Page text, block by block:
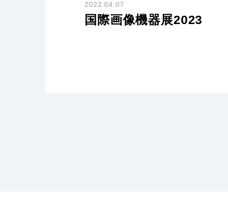
2022.04.07
国際画像機器展2023